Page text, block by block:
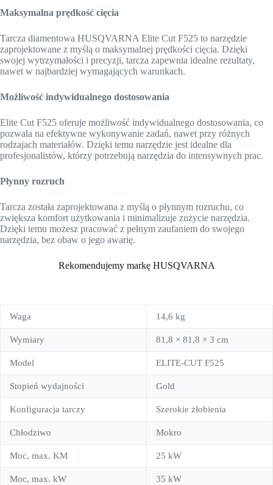
Maksymalna prędkość cięcia
Tarcza diamentowa HUSQVARNA Elite Cut F525 to narzędzie
zaprojektowane z myślą o maksymalnej prędkości cięcia. Dzięki
swojej wytrzymałości i precyzji, tarcza zapewnia idealne rezultaty,
nawet w najbardziej wymagających warunkach.
Możliwość indywidualnego dostosowania
Elite Cut F525 oferuje możliwość indywidualnego dostosowania, co
pozwala na efektywne wykonywanie zadań, nawet przy różnych
rodzajach materiałów. Dzięki temu narzędzie jest idealne dla
profesjonalistów, którzy potrzebują narzędzia do intensywnych prac.
Płynny rozruch
Tarcza została zaprojektowana z myślą o płynnym rozruchu, co
zwiększa komfort użytkowania i minimalizuje zużycie narzędzia.
Dzięki temu możesz pracować z pełnym zaufaniem do swojego
narzędzia, bez obaw o jego awarię.
Rekomendujemy markę HUSQVARNA
Waga 14,6 kg
Wymiary 81,8 × 81,8 × 3 cm
Model ELITE-CUT F525
Stopień wydajności Gold
Konfiguracja tarczy Szerokie żłobienia
Chłodziwo Mokro
Moc, max. KM 25 kW
Moc, max. kW 35 kW